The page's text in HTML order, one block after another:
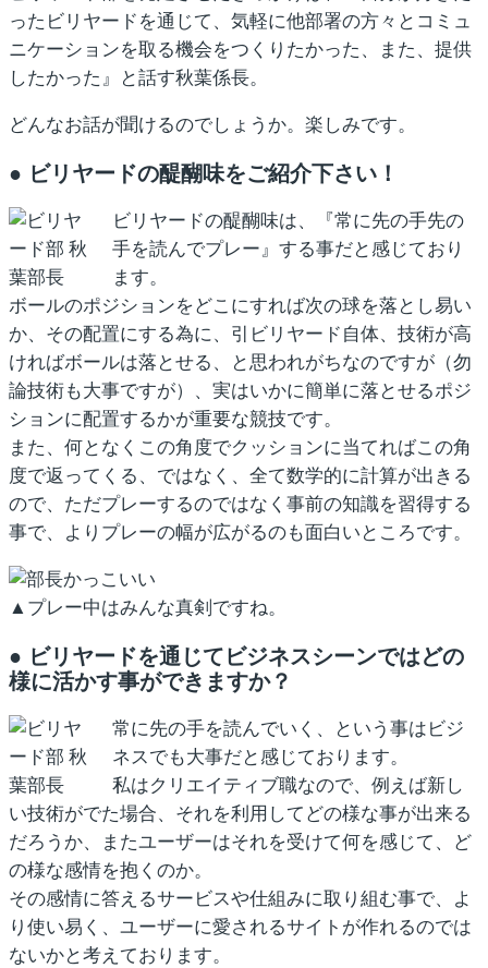
ったビリヤードを通じて、気軽に他部署の方々とコミュ
ニケーションを取る機会をつくりたかった、また、提供
したかった』
と話す秋葉係長。
どんなお話が聞けるのでしょうか。楽しみです。
● ビリヤードの醍醐味をご紹介下さい！
ビリヤードの醍醐味は、
『常に先の手先の
手を読んでプレー』 する事だと感じており
ます。
ボールのポジションをどこにすれば次の球を落とし易い
か、その配置にする為に、引ビリヤード自体、技術が高
ければボールは落とせる、と思われがちなのですが（勿
論技術も大事ですが）、実はいかに簡単に落とせるポジ
ションに配置するかが重要な競技です。
また、何となくこの角度でクッションに当てればこの角
度で返ってくる、ではなく、全て数学的に計算が出きる
ので、ただプレーするのではなく事前の知識を習得する
事で、よりプレーの幅が広がるのも面白いところです。
▲プレー中はみんな真剣ですね。
● ビリヤードを通じてビジネスシーンではどの
様に活かす事ができますか？
常に先の手を読んでいく、という事はビジ
ネスでも大事だと感じております。
私はクリエイティブ職なので、例えば新し
い技術がでた場合、それを利用してどの様な事が出来る
だろうか、またユーザーはそれを受けて何を感じて、ど
の様な感情を抱くのか。
その感情に答えるサービスや仕組みに取り組む事で、よ
り使い易く、ユーザーに愛されるサイトが作れるのでは
ないかと考えております。